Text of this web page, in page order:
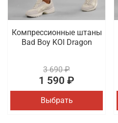
Компрессионные штаны
Bad Boy KOI Dragon
3 690 ₽
1 590 ₽
Выбрать